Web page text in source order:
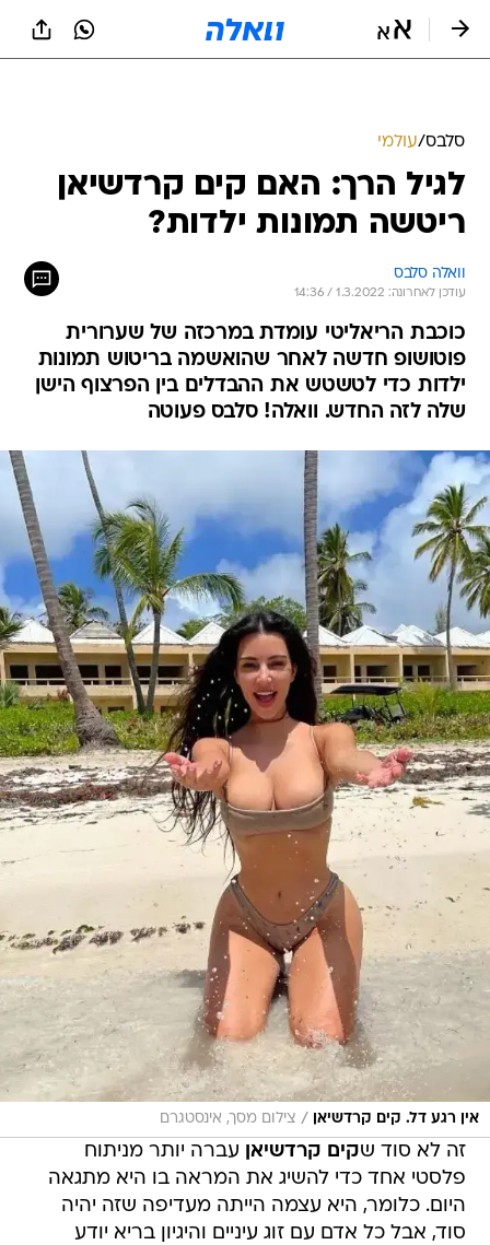
סלבס/עולמי
לגיל הרך: האם קים קרדשיאן
ריטשה תמונות ילדות?
וואלה סלבס
עודכן לאחרונה: 1.3.2022 / 14:36
כוכבת הריאליטי עומדת במרכזה של שערורית
פוטושופ חדשה לאחר שהואשמה בריטוש תמונות
ילדות כדי לטשטש את ההבדלים בין הפרצוף הישן
שלה לזה החדש. וואלה! סלבס פעוטה
אין רגע דל. קים קרדשיאן / צילום מסך, אינסטגרם
זה לא סוד שקים קרדשיאן עברה יותר מניתוח
פלסטי אחד כדי להשיג את המראה בו היא מתגאה
היום. כלומר, היא עצמה הייתה מעדיפה שזה יהיה
סוד, אבל כל אדם עם זוג עיניים והיגיון בריא יודע